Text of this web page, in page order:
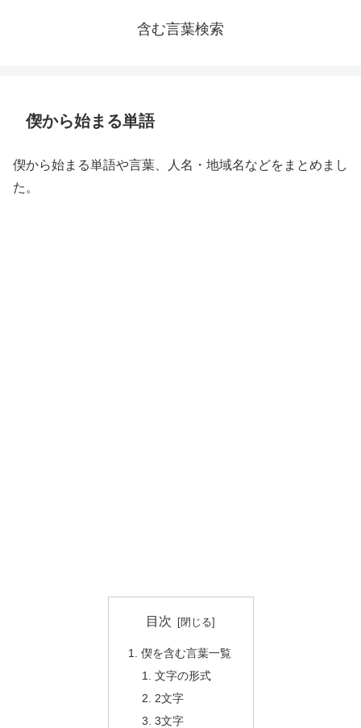
含む言葉検索
偰から始まる単語
偰から始まる単語や言葉、人名・地域名などをまとめまし
た。
目次
偰を含む言葉一覧
文字の形式
2文字
3文字